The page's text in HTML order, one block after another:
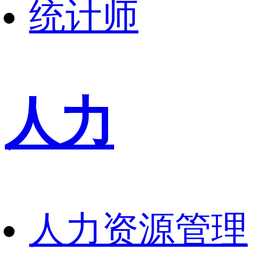
统计师
人力
人力资源管理